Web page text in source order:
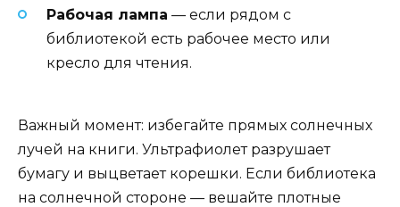
Рабочая лампа — если рядом с
библиотекой есть рабочее место или
кресло для чтения.
Важный момент: избегайте прямых солнечных
лучей на книги. Ультрафиолет разрушает
бумагу и выцветает корешки. Если библиотека
на солнечной стороне — вешайте плотные